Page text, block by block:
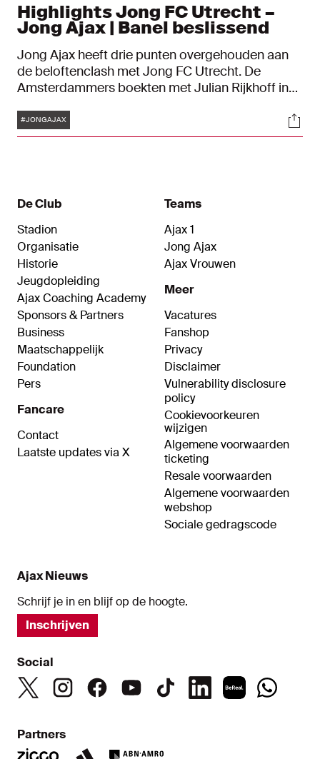
Highlights Jong FC Utrecht –
Jong Ajax | Banel beslissend
Jong Ajax heeft drie punten overgehouden aan
de beloftenclash met Jong FC Utrecht. De
Amsterdammers boekten met Julian Rijkhoff in
winteraanwinst van Ajax kon zijn debuut niet
opluisteren met een doelpunt, maar Jaydon
Tags
#JONGAJAX
De Club
Stadion
Organisatie
Historie
Jeugdopleiding
Ajax Coaching Academy
Sponsors & Partners
Business
Maatschappelijk
Foundation
Pers
Fancare
Contact
Laatste updates via X
Teams
Ajax 1
Jong Ajax
Ajax Vrouwen
Meer
Vacatures
Fanshop
Privacy
Disclaimer
Vulnerability disclosure
policy
Cookievoorkeuren
wijzigen
Algemene voorwaarden
ticketing
Resale voorwaarden
Algemene voorwaarden
webshop
Sociale gedragscode
Ajax Nieuws
Schrijf je in en blijf op de hoogte.
Inschrijven
Social
Partners